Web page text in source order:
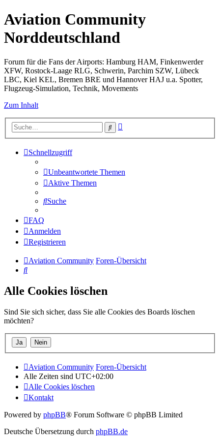
Aviation Community
Norddeutschland
Forum für die Fans der Airports: Hamburg HAM, Finkenwerder
XFW, Rostock-Laage RLG, Schwerin, Parchim SZW, Lübeck
LBC, Kiel KEL, Bremen BRE und Hannover HAJ u.a. Spotter,
Flugzeug-Simulation, Technik, Movements
Zum Inhalt
Suche
Schnellzugriff
Unbeantwortete Themen
Aktive Themen
Suche
FAQ
Anmelden
Registrieren
Aviation Community Foren-Übersicht
Suche
Alle Cookies löschen
Sind Sie sich sicher, dass Sie alle Cookies des Boards löschen
möchten?
Aviation Community Foren-Übersicht
Alle Zeiten sind UTC+02:00
Alle Cookies löschen
Kontakt
Powered by phpBB® Forum Software © phpBB Limited
Deutsche Übersetzung durch phpBB.de